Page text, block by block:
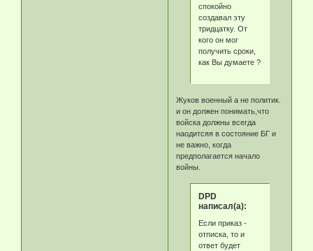
спокойно
создавал эту
тридцатку. От
кого он мог
получить сроки,
как Вы думаете ?
Жуков военный а не политик.
и он должен понимать,что
войска должны всегда
наодитсяя в состояние БГ и
не важно, когда
предполагается начало
войны.
DPD
написал(а):
Если приказ -
отписка, то и
ответ будет